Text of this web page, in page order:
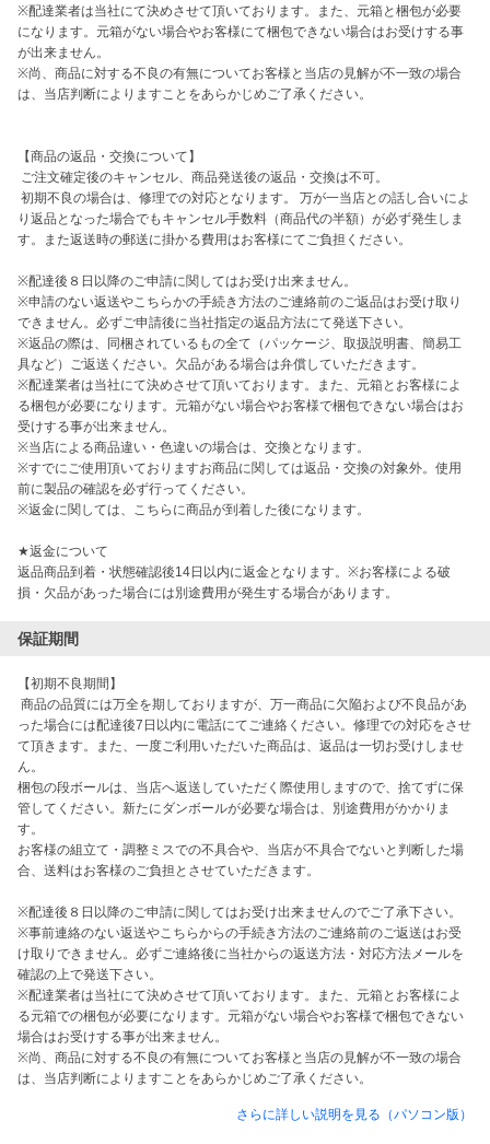
※配達業者は当社にて決めさせて頂いております。また、元箱と梱包が必要
になります。元箱がない場合やお客様にて梱包できない場合はお受けする事
が出来ません。
※尚、商品に対する不良の有無についてお客様と当店の見解が不一致の場合
は、当店判断によりますことをあらかじめご了承ください。
【商品の返品・交換について】
り返品となった場合でもキャンセル手数料（商品代の半額）が必ず発生しま
す。また返送時の郵送に掛かる費用はお客様にてご負担ください。
※配達後８日以降のご申請に関してはお受け出来ません。
※申請のない返送やこちらかの手続き方法のご連絡前のご返品はお受け取り
できません。必ずご申請後に当社指定の返品方法にて発送下さい。
※返品の際は、同梱されているもの全て（パッケージ、取扱説明書、簡易工
具など）ご返送ください。欠品がある場合は弁償していただきます。
※配達業者は当社にて決めさせて頂いております。また、元箱とお客様によ
る梱包が必要になります。元箱がない場合やお客様で梱包できない場合はお
受けする事が出来ません。
※当店による商品違い・色違いの場合は、交換となります。
※すでにご使用頂いておりますお商品に関しては返品・交換の対象外。使用
前に製品の確認を必ず行ってください。
※返金に関しては、こちらに商品が到着した後になります。
★返金について
返品商品到着・状態確認後14日以内に返金となります。※お客様による破
損・欠品があった場合には別途費用が発生する場合があります。
保証期間
【初期不良期間】
った場合には配達後7日以内に電話にてご連絡ください。修理での対応をさせ
て頂きます。また、一度ご利用いただいた商品は、返品は一切お受けしませ
ん。
梱包の段ボールは、当店へ返送していただく際使用しますので、捨てずに保
管してください。新たにダンボールが必要な場合は、別途費用がかかりま
す。
お客様の組立て・調整ミスでの不具合や、当店が不具合でないと判断した場
合、送料はお客様のご負担とさせていただきます。
※配達後８日以降のご申請に関してはお受け出来ませんのでご了承下さい。
※事前連絡のない返送やこちらからの手続き方法のご連絡前のご返送はお受
け取りできません。必ずご連絡後に当社からの返送方法・対応方法メールを
確認の上で発送下さい。
※配達業者は当社にて決めさせて頂いております。また、元箱とお客様によ
る元箱での梱包が必要になります。元箱がない場合やお客様で梱包できない
場合はお受けする事が出来ません。
※尚、商品に対する不良の有無についてお客様と当店の見解が不一致の場合
は、当店判断によりますことをあらかじめご了承ください。
さらに詳しい説明を見る（パソコン版）